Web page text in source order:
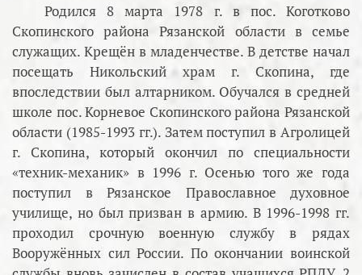
Родился 8 марта 1978 г. в пос. Коготково
Скопинского района Рязанской области в семье
служащих. Крещён в младенчестве. В детстве начал
посещать Никольский храм г. Скопина, где
впоследствии был алтарником. Обучался в средней
школе пос. Корневое Скопинского района Рязанской
области (1985-1993 гг.). Затем поступил в Агролицей
г. Скопина, который окончил по специальности
«техник-механик» в 1996 г. Осенью того же года
поступил в Рязанское Православное духовное
училище, но был призван в армию. В 1996-1998 гг.
проходил срочную военную службу в рядах
Вооружённых сил России. По окончании воинской